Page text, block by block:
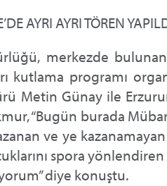
AYRI AYRI TÖREN
merkezde
kutlama programı
Metin Günay ile
“Bugün burada
ve ye
spora
diye konuştu.